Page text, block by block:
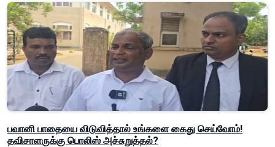
பவானி பாதையை விடுவித்தால் உங்களை கைது செய்வோம்!
தவிசாளருக்கு பொலிஸ் அச்சுறுத்தல்?